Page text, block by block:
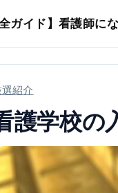
選紹介
護学校の